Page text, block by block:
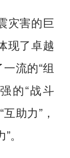
害的巨
现了卓越
流的“组
的“战斗
助力”，
。